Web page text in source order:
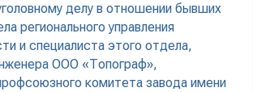
делу в отношении бывших
регионального управления
и специалиста этого отдела,
ООО «Топограф»,
комитета завода имени